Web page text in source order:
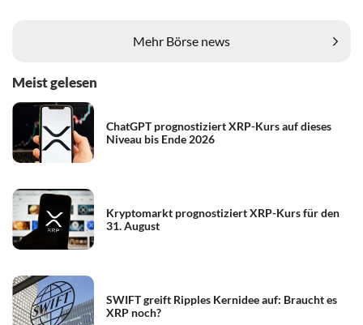
Mehr Börse news
Meist gelesen
ChatGPT prognostiziert XRP-Kurs auf dieses
Niveau bis Ende 2026
Kryptomarkt prognostiziert XRP-Kurs für den
31. August
SWIFT greift Ripples Kernidee auf: Braucht es
XRP noch?